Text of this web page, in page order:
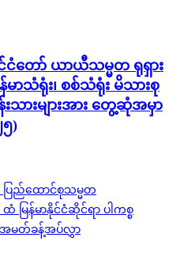
ငံတော် ယာယီသမ္မတ ရုရှား
မာသံရုံး၊ စစ်သံရုံး မိသားစု
သားများအား တွေ့ဆုံအမှာ
၅)